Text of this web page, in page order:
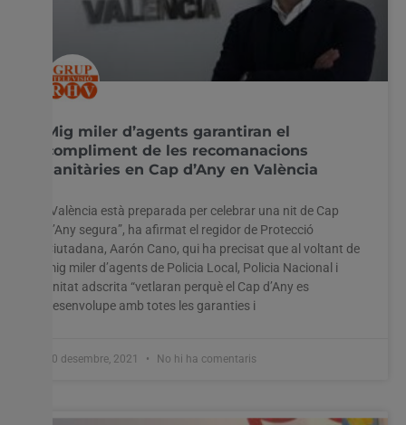
Mig miler d’agents garantiran el
compliment de les recomanacions
sanitàries en Cap d’Any en València
“València està preparada per celebrar una nit de Cap
d’Any segura”, ha afirmat el regidor de Protecció
Ciutadana, Aarón Cano, qui ha precisat que al voltant de
mig miler d’agents de Policia Local, Policia Nacional i
unitat adscrita “vetlaran perquè el Cap d’Any es
desenvolupe amb totes les garanties i
30 desembre, 2021 No hi ha comentaris